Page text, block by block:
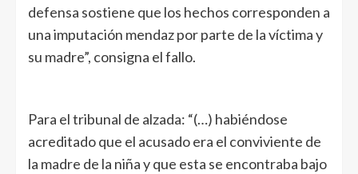
defensa sostiene que los hechos corresponden a
una imputación mendaz por parte de la víctima y
su madre”, consigna el fallo.
Para el tribunal de alzada: “(…) habiéndose
acreditado que el acusado era el conviviente de
la madre de la niña y que esta se encontraba bajo